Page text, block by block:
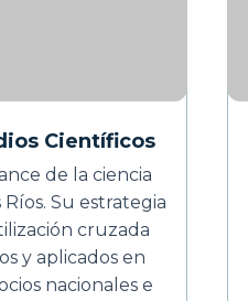
Científicos
de la ciencia
Su estrategia
cruzada
y aplicados en
nacionales e